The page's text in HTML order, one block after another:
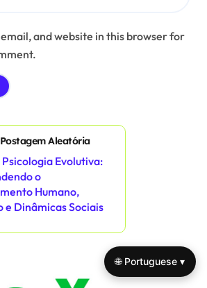
and website in this browser for
Aleatória
Evolutiva:
o
Humano,
e Dinâmicas Sociais
🌐 Portuguese ▾